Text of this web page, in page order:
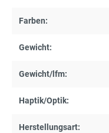
Farben:
Gewicht:
Gewicht/lfm:
Haptik/Optik:
Herstellungsart: